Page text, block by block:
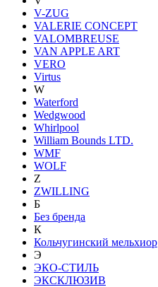
V-ZUG
VALERIE CONCEPT
VALOMBREUSE
VAN APPLE ART
VERO
Virtus
W
Waterford
Wedgwood
Whirlpool
William Bounds LTD.
WMF
WOLF
Z
ZWILLING
Б
Без бренда
К
Кольчугинский мельхиор
Э
ЭКО-СТИЛЬ
ЭКСКЛЮЗИВ